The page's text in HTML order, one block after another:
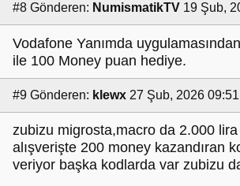
#8 Gönderen: NumismatikTV 19 Şub,
Vodafone Yanımda
ile 100 Money puan hediye.
#9 Gönderen: klewx 27 Şub, 2026 09:51
zubizu migrosta,macro da 2.000 lira
alışverişte 200 money kazandıran
veriyor başka kodlarda var zubizu